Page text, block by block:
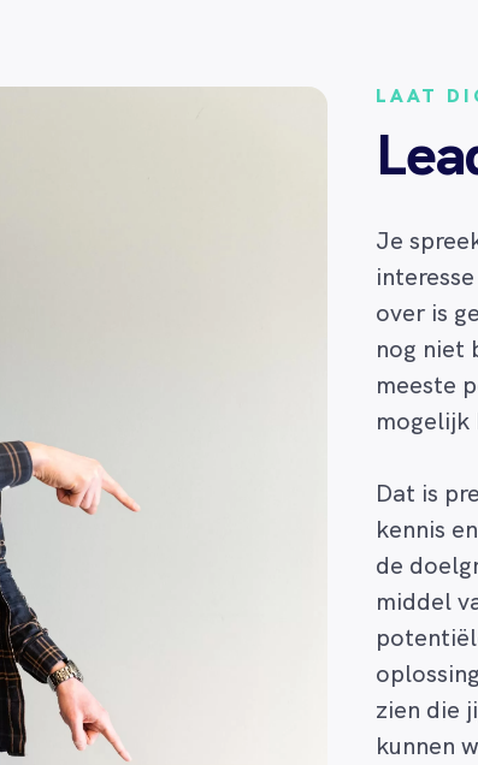
LAAT
Je
over is
nog niet
meeste
mogelijk
Dat is
kennis
de
middel
zien die
kunnen